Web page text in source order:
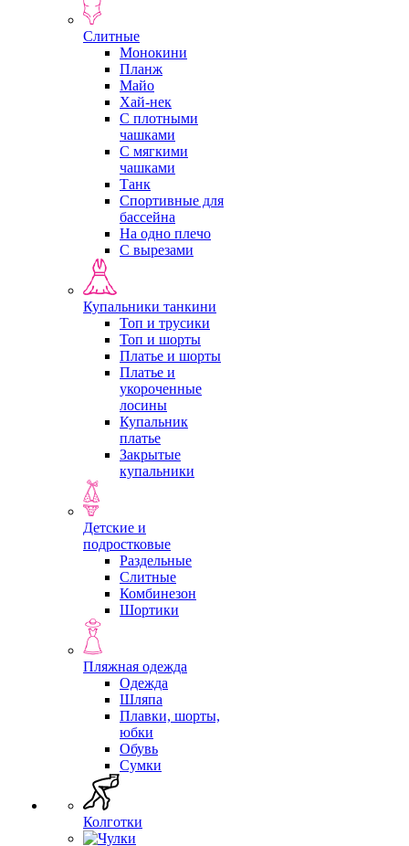
Слитные
Монокини
Планж
Майо
Хай-нек
С плотными
чашками
С мягкими
чашками
Танк
Спортивные для
бассейна
На одно плечо
С вырезами
Купальники танкини
Топ и трусики
Топ и шорты
Платье и шорты
Платье и
укороченные
лосины
Купальник
платье
Закрытые
купальники
Детские и
подростковые
Раздельные
Слитные
Комбинезон
Шортики
Пляжная одежда
Одежда
Шляпа
Плавки, шорты,
юбки
Обувь
Сумки
Колготки